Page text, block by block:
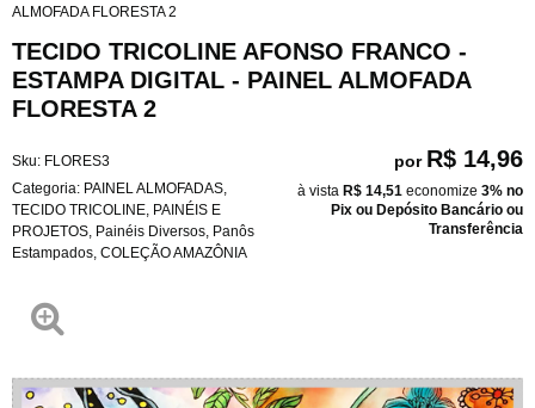
ALMOFADA FLORESTA 2
TECIDO TRICOLINE AFONSO FRANCO -
ESTAMPA DIGITAL - PAINEL ALMOFADA
FLORESTA 2
Sku: FLORES3
Categoria: PAINEL ALMOFADAS
TECIDO TRICOLINE PAINÉIS E
PROJETOS Painéis Diversos Panôs
Estampados COLEÇÃO AMAZÔNIA
por R$ 14,96
à vista R$ 14,51 economize 3% no
Pix ou Depósito Bancário ou
Transferência